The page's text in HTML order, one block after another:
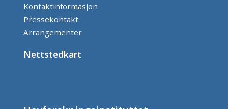
Kontaktinformasjon
Pressekontakt
Arrangementer
Nettstedkart